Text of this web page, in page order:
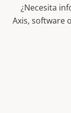
¿Necesita
Axis, software